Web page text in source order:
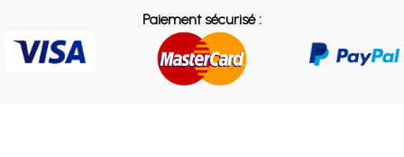
Paiement sécurisé :